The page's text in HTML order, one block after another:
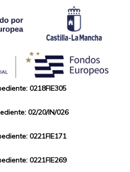
0218FIE305
02/20/IN/026
0221FIE171
0221FIE269